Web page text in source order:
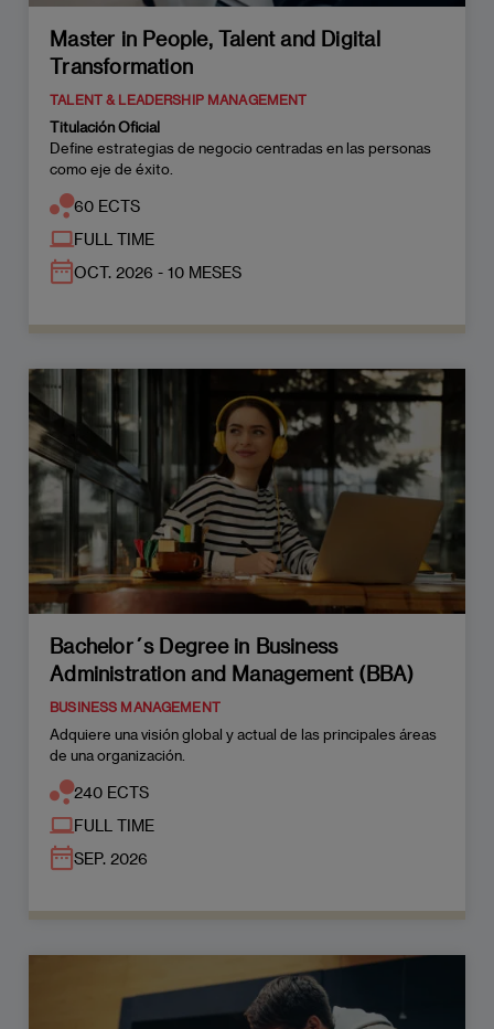
Master in People, Talent and Digital
Transformation
TALENT & LEADERSHIP MANAGEMENT
Titulación Oficial
Define estrategias de negocio centradas en las personas
como eje de éxito.
60 ECTS
FULL TIME
OCT. 2026 - 10 MESES
Bachelor´s Degree in Business
Administration and Management (BBA)
BUSINESS MANAGEMENT
Adquiere una visión global y actual de las principales áreas
de una organización.
240 ECTS
FULL TIME
SEP. 2026